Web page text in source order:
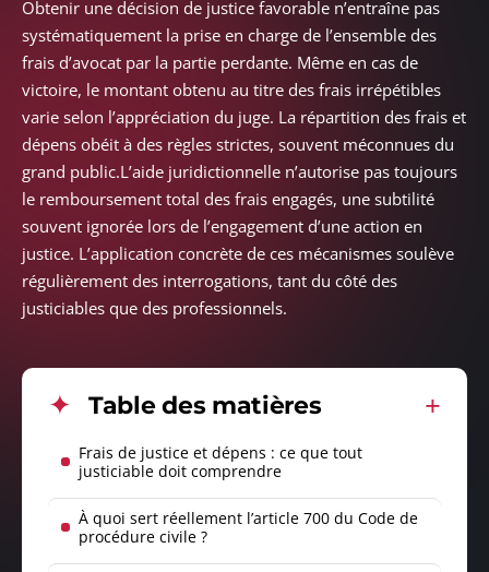
Obtenir une décision de justice favorable n’entraîne pas
systématiquement la prise en charge de l’ensemble des
frais d’avocat par la partie perdante. Même en cas de
victoire, le montant obtenu au titre des frais irrépétibles
varie selon l’appréciation du juge. La répartition des frais et
dépens obéit à des règles strictes, souvent méconnues du
grand public.L’aide juridictionnelle n’autorise pas toujours
le remboursement total des frais engagés, une subtilité
souvent ignorée lors de l’engagement d’une action en
justice. L’application concrète de ces mécanismes soulève
régulièrement des interrogations, tant du côté des
justiciables que des professionnels.
Table des matières
Frais de justice et dépens : ce que tout
justiciable doit comprendre
À quoi sert réellement l’article 700 du Code de
procédure civile ?